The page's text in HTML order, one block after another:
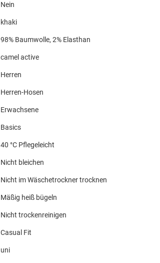
Nein
khaki
98% Baumwolle, 2% Elasthan
camel active
Herren
Herren-Hosen
Erwachsene
Basics
40 °C Pflegeleicht
Nicht bleichen
Nicht im Wäschetrockner trocknen
Mäßig heiß bügeln
Nicht trockenreinigen
Casual Fit
uni